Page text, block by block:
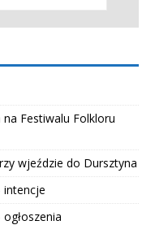
Festiwalu Folkloru
wjeździe do Dursztyna
intencje